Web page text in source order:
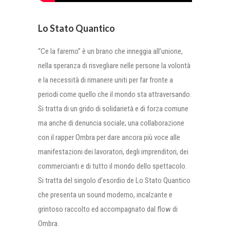
Lo Stato Quantico
“Ce la faremo” è un brano che inneggia all’unione,
nella speranza di risvegliare nelle persone la volontà
e la necessità di rimanere uniti per far fronte a
periodi come quello che il mondo sta attraversando.
Si tratta di un grido di solidarietà e di forza comune
ma anche di denuncia sociale; una collaborazione
con il rapper Ombra per dare ancora più voce alle
manifestazioni dei lavoratori, degli imprenditori, dei
commercianti e di tutto il mondo dello spettacolo.
Si tratta del singolo d’esordio de Lo Stato Quantico
che presenta un sound moderno, incalzante e
grintoso raccolto ed accompagnato dal flow di
Ombra.